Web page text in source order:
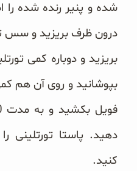
شده و پنیر رنده شده را
درون ظرف بریزید و سس
بریزید و دوباره کمی
بپوشانید و روی آن هم
دهید. پاستا تورتلینی
کنید.